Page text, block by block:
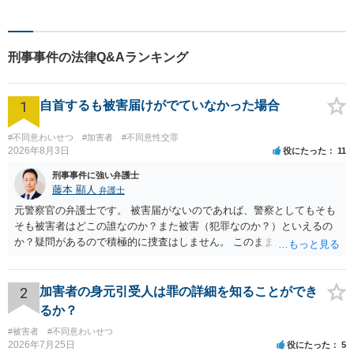
刑事事件の法律Q&Aランキング
1 自首するも被害届けがでていなかった場合
#不同意わいせつ #加害者 #不同意性交罪
2026年8月3日 役にたった 11
刑事事件に強い弁護士
藤本 顯人 弁護士
元警察官の弁護士です。 被害届がないのであれば、警察としてもそも
そも被害者はどこの誰なのか？また被害（犯罪なのか？）といえるの
か？疑問があるので積極的に捜査はしません。 このまま女性から警察
2
加害者の身元引受人は罪の詳細を知ることができ
るか？
#被害者 #不同意わいせつ
2026年7月25日 役にたった 5